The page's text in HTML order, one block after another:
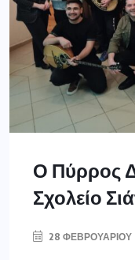
Ο Πύρρος
Σχολείο
28 ΦΕΒΡΟΥΑΡΊΟΥ